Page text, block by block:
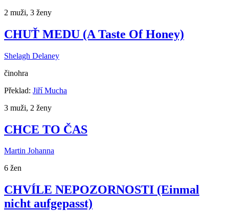
2 muži, 3 ženy
CHUŤ MEDU (A Taste Of Honey)
Shelagh Delaney
činohra
Překlad: Jiří Mucha
3 muži, 2 ženy
CHCE TO ČAS
Martin Johanna
6 žen
CHVÍLE NEPOZORNOSTI (Einmal
nicht aufgepasst)